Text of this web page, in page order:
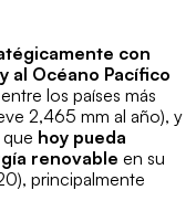
con
y al Océano Pacífico
los países más
2,465 mm al año), y
hoy pueda
renovable en su
principalmente